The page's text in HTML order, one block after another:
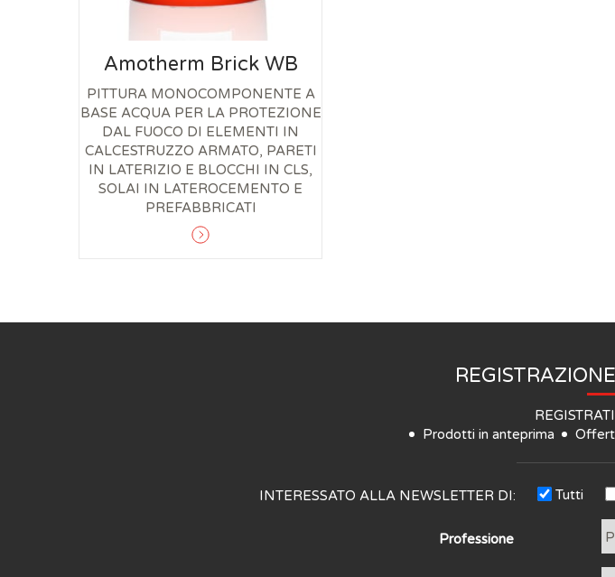
Amotherm Brick WB
PITTURA MONOCOMPONENTE A
BASE ACQUA PER LA PROTEZIONE
DAL FUOCO DI ELEMENTI IN
CALCESTRUZZO ARMATO, PARETI
IN LATERIZIO E BLOCCHI IN CLS,
SOLAI IN LATEROCEMENTO E
PREFABBRICATI
Prodotti in anteprima
INTERESSATO ALLA NEWSLETTER DI: Tutti
Professione